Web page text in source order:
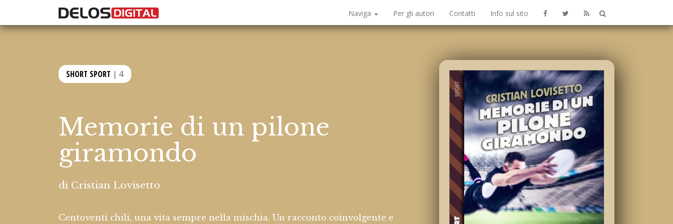
Naviga Per gli autori Contatti Info sul sito
SHORT SPORT | 4
Memorie di un pilone
giramondo
di Cristian Lovisetto
Centoventi chili, una vita sempre nella mischia. Un racconto coinvolgente e